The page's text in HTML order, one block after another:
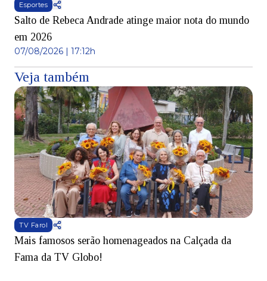
Esportes
Salto de Rebeca Andrade atinge maior nota do mundo
em 2026
07/08/2026 | 17:12h
Veja também
TV Farol
Mais famosos serão homenageados na Calçada da
Fama da TV Globo!